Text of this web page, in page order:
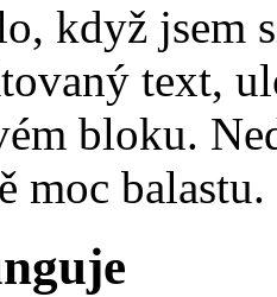
když jsem
text,
bloku.
moc balastu.